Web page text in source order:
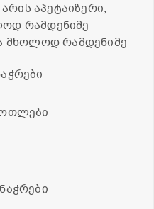
აპეტაიზერი,
რამდენიმე
მხოლოდ რამდენიმე